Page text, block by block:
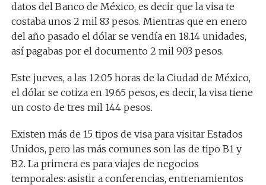
datos del Banco de México, es decir que la visa te
costaba unos 2 mil 83 pesos. Mientras que en enero
del año pasado el dólar se vendía en 18.14 unidades,
así pagabas por el documento 2 mil 903 pesos.
Este jueves, a las 12:05 horas de la Ciudad de México,
el dólar se cotiza en 19.65 pesos, es decir, la visa tiene
un costo de tres mil 144 pesos.
Existen más de 15 tipos de visa para visitar Estados
Unidos, pero las más comunes son las de tipo B1 y
B2. La primera es para viajes de negocios
temporales: asistir a conferencias, entrenamientos